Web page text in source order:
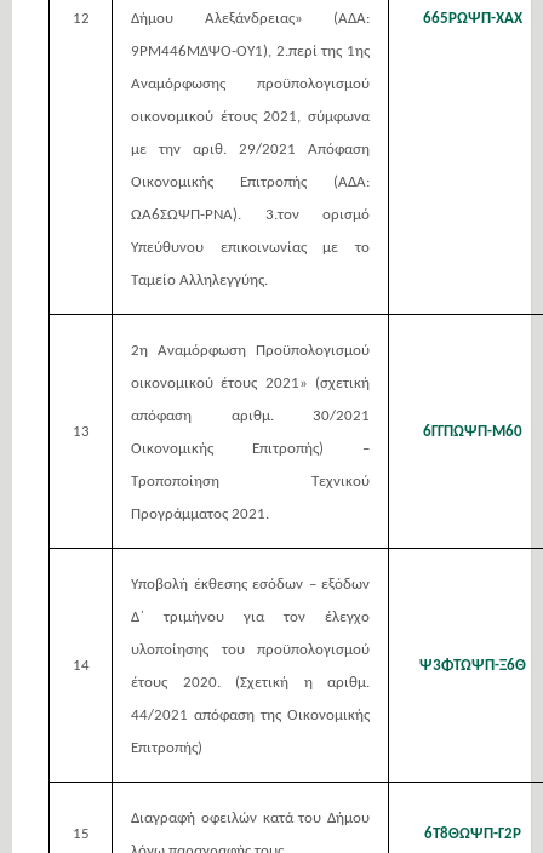
12 Δήμου Αλεξάνδρειας» (ΑΔΑ:
9ΡΜ446ΜΔΨΟ-ΟΥ1), 2.περί της 1ης
Αναμόρφωσης προϋπολογισμού
οικονομικού έτους 2021, σύμφωνα
με την αριθ. 29/2021 Απόφαση
Οικονομικής Επιτροπής (ΑΔΑ:
ΩΑ6ΣΩΨΠ-ΡΝΑ). 3.τον ορισμό
Υπεύθυνου επικοινωνίας με το
Ταμείο Αλληλεγγύης.
665ΡΩΨΠ-ΧΑΧ
13
2η Αναμόρφωση Προϋπολογισμού
οικονομικού έτους 2021» (σχετική
απόφαση αριθμ. 30/2021
Οικονομικής Επιτροπής) –
Τροποποίηση Τεχνικού
Προγράμματος 2021.
6ΓΓΠΩΨΠ-Μ60
14
Υποβολή έκθεσης εσόδων – εξόδων
Δ΄ τριμήνου για τον έλεγχο
υλοποίησης του προϋπολογισμού
έτους 2020. (Σχετική η αριθμ.
44/2021 απόφαση της Οικονομικής
Επιτροπής)
Ψ3ΦΤΩΨΠ-Ξ6Θ
15
Διαγραφή οφειλών κατά του Δήμου
6Τ8ΘΩΨΠ-Γ2Ρ